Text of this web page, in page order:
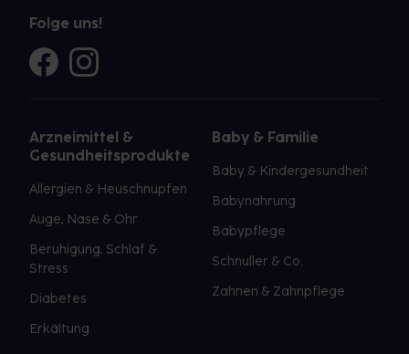
Folge uns!
Arzneimittel &
Gesundheitsprodukte
Allergien & Heuschnupfen
Auge, Nase & Ohr
Beruhigung, Schlaf &
Stress
Diabetes
Erkältung
Baby & Familie
Baby & Kindergesundheit
Babynahrung
Babypflege
Schnuller & Co.
Zahnen & Zahnpflege